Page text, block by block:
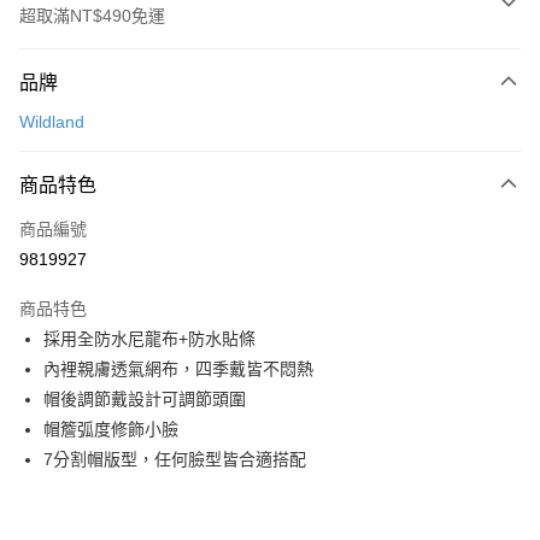
超取滿NT$490免運
信用卡一次付款
3 期 0 利率 每期
合作金庫商業銀行
上海商業儲蓄銀行
臺灣中小企業銀行
匯豐（台灣）商業銀行
聯邦商業銀行
遠東國際商業銀行
元大商業銀行
玉山商業銀行
台灣樂天信用卡公司
超商取貨付款
LINE Pay
Apple Pay
ATM付款
運送方式
全家取貨付款
品牌
Wildland
商品特色
商品編號
9819927
商品特色
採用全防水尼龍布+防水貼條
內裡親膚透氣網布，四季戴皆不悶熱
帽後調節戴設計可調節頭圍
帽簷弧度修飾小臉
7分割帽版型，任何臉型皆合適搭配